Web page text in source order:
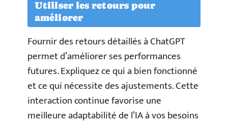
Utiliser les retours pour
améliorer
Fournir des retours détaillés à ChatGPT
permet d’améliorer ses performances
futures. Expliquez ce qui a bien fonctionné
et ce qui nécessite des ajustements. Cette
interaction continue favorise une
meilleure adaptabilité de l’IA à vos besoins